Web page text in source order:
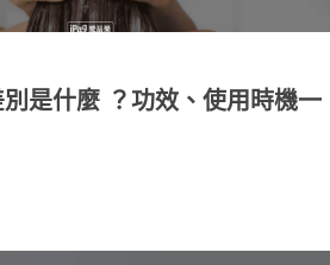
是什麼 ？功效、使用時機一